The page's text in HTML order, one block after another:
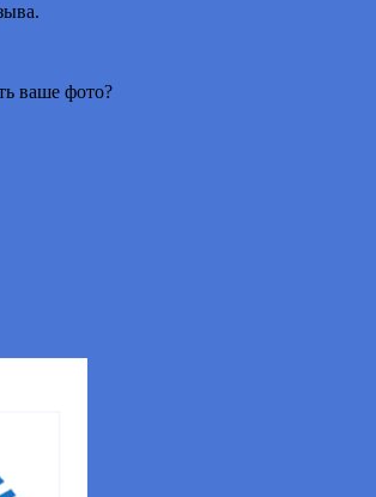
ваше фото?